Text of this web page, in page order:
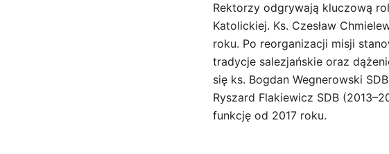
Rektorzy odgrywają kluczową
Katolickiej. Ks. Czesław
roku. Po reorganizacji misji
tradycje salezjańskie oraz
się ks. Bogdan Wegnerowski
Ryszard Flakiewicz SDB
funkcję od 2017 roku.